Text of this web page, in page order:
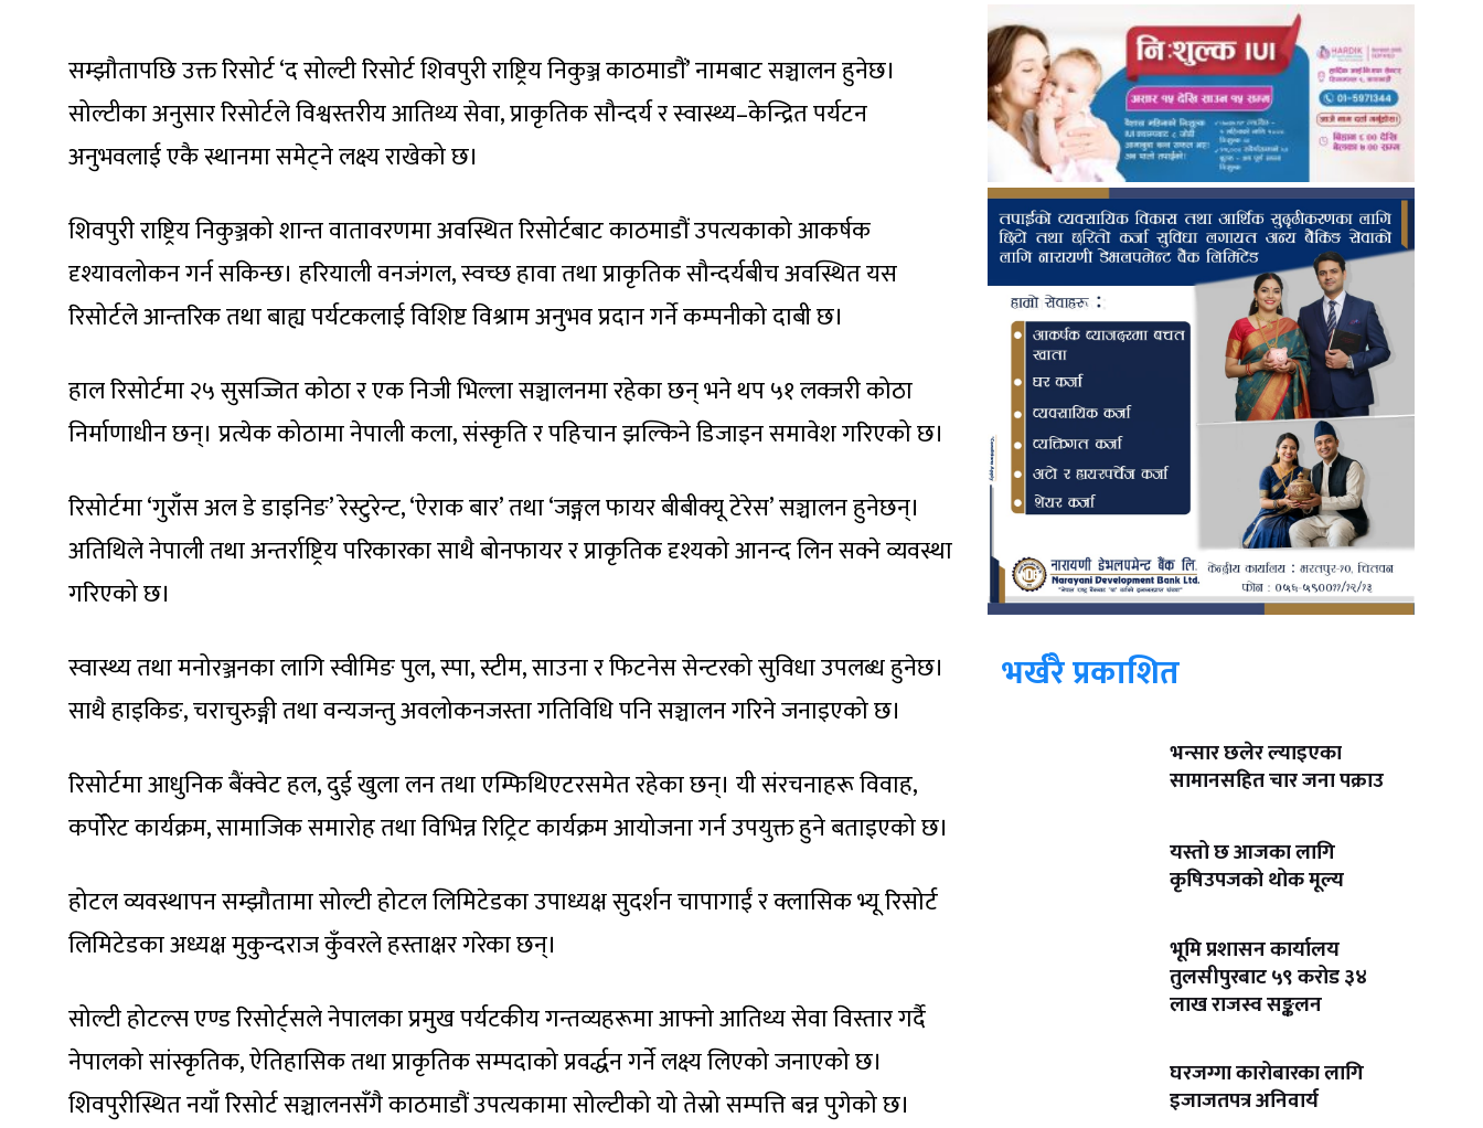
सम्झौतापछि उक्त रिसोर्ट ‘द सोल्टी रिसोर्ट शिवपुरी राष्ट्रिय निकुञ्ज काठमाडौं’ नामबाट सञ्चालन हुनेछ।
सोल्टीका अनुसार रिसोर्टले विश्वस्तरीय आतिथ्य सेवा, प्राकृतिक सौन्दर्य र स्वास्थ्य–केन्द्रित पर्यटन
अनुभवलाई एकै स्थानमा समेट्ने लक्ष्य राखेको छ।
शिवपुरी राष्ट्रिय निकुञ्जको शान्त वातावरणमा अवस्थित रिसोर्टबाट काठमाडौं उपत्यकाको आकर्षक
दृश्यावलोकन गर्न सकिन्छ। हरियाली वनजंगल, स्वच्छ हावा तथा प्राकृतिक सौन्दर्यबीच अवस्थित यस
रिसोर्टले आन्तरिक तथा बाह्य पर्यटकलाई विशिष्ट विश्राम अनुभव प्रदान गर्ने कम्पनीको दाबी छ।
हाल रिसोर्टमा २५ सुसज्जित कोठा र एक निजी भिल्ला सञ्चालनमा रहेका छन् भने थप ५१ लक्जरी कोठा
निर्माणाधीन छन्। प्रत्येक कोठामा नेपाली कला, संस्कृति र पहिचान झल्किने डिजाइन समावेश गरिएको छ।
रिसोर्टमा ‘गुराँस अल डे डाइनिङ’ रेस्टुरेन्ट, ‘ऐराक बार’ तथा ‘जङ्गल फायर बीबीक्यू टेरेस’ सञ्चालन हुनेछन्।
अतिथिले नेपाली तथा अन्तर्राष्ट्रिय परिकारका साथै बोनफायर र प्राकृतिक दृश्यको आनन्द लिन सक्ने व्यवस्था
गरिएको छ।
स्वास्थ्य तथा मनोरञ्जनका लागि स्वीमिङ पुल, स्पा, स्टीम, साउना र फिटनेस सेन्टरको सुविधा उपलब्ध हुनेछ।
साथै हाइकिङ, चराचुरुङ्गी तथा वन्यजन्तु अवलोकनजस्ता गतिविधि पनि सञ्चालन गरिने जनाइएको छ।
रिसोर्टमा आधुनिक बैंक्वेट हल, दुई खुला लन तथा एम्फिथिएटरसमेत रहेका छन्। यी संरचनाहरू विवाह,
कर्पोरेट कार्यक्रम, सामाजिक समारोह तथा विभिन्न रिट्रिट कार्यक्रम आयोजना गर्न उपयुक्त हुने बताइएको छ।
होटल व्यवस्थापन सम्झौतामा सोल्टी होटल लिमिटेडका उपाध्यक्ष सुदर्शन चापागाईं र क्लासिक भ्यू रिसोर्ट
लिमिटेडका अध्यक्ष मुकुन्दराज कुँवरले हस्ताक्षर गरेका छन्।
सोल्टी होटल्स एण्ड रिसोर्ट्सले नेपालका प्रमुख पर्यटकीय गन्तव्यहरूमा आफ्नो आतिथ्य सेवा विस्तार गर्दै
नेपालको सांस्कृतिक, ऐतिहासिक तथा प्राकृतिक सम्पदाको प्रवर्द्धन गर्ने लक्ष्य लिएको जनाएको छ।
शिवपुरीस्थित नयाँ रिसोर्ट सञ्चालनसँगै काठमाडौं उपत्यकामा सोल्टीको यो तेस्रो सम्पत्ति बन्न पुगेको छ।
भर्खरै प्रकाशित
भन्सार छलेर ल्याइएका
सामानसहित चार जना पक्राउ
यस्तो छ आजका लागि
कृषिउपजको थोक मूल्य
भूमि प्रशासन कार्यालय
तुलसीपुरबाट ५९ करोड ३४
लाख राजस्व सङ्कलन
घरजग्गा कारोबारका लागि
इजाजतपत्र अनिवार्य